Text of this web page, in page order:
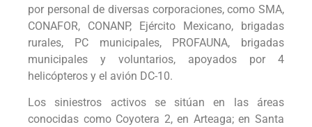
por personal de diversas corporaciones, como SMA,
CONAFOR, CONANP, Ejército Mexicano, brigadas
rurales, PC municipales, PROFAUNA, brigadas
municipales y voluntarios, apoyados por 4
helicópteros y el avión DC-10.
Los siniestros activos se sitúan en las áreas
conocidas como Coyotera 2, en Arteaga; en Santa